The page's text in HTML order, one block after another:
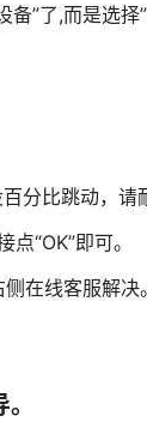
备”了,而是选择
分比跳动，请
“OK”即可。
在线客服解决。